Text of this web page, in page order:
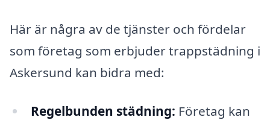
Här är några av de tjänster och fördelar
som företag som erbjuder trappstädning i
Askersund kan bidra med:
Regelbunden städning: Företag kan